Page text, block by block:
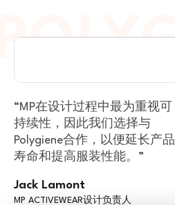
“MP在设计过程中最为重视可
持续性，因此我们选择与
Polygiene合作，以便延长产品
寿命和提高服装性能。”
Jack Lamont
MP ACTIVEWEAR设计负责人